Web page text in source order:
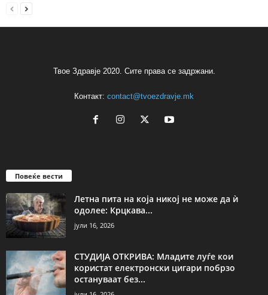
Твое Здравје 2020. Сите права се задржани.
Контакт: contact@tvoezdravje.mk
Повеќе вести
Летна пита на која никој не може да ѝ
одолее: Крцкава...
јули 16, 2026
СТУДИЈА ОТКРИВА: Младите луѓе кои
користат електронски цигари побрзо
остануваат без...